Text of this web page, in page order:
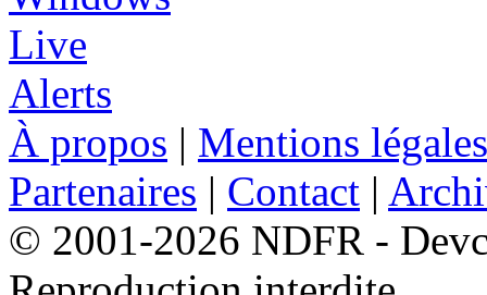
À propos | Mentions légales
Partenaires | Contact |
© 2001-2026 NDFR -